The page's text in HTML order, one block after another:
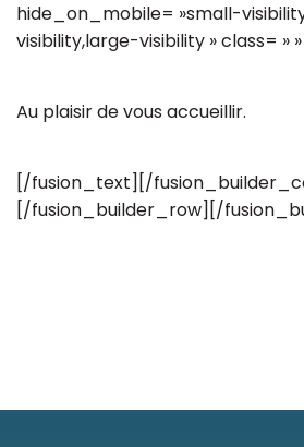
hide_on_mobile= »small-
visibility,large-visibility » class= » »
Au plaisir de vous accueillir.
[/fusion_text][/
[/fusion_builder_row][/